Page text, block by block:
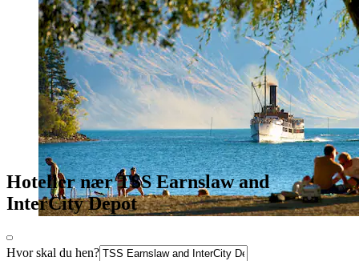
Hoteller nær TSS Earnslaw and
InterCity Depot
Hvor skal du hen?